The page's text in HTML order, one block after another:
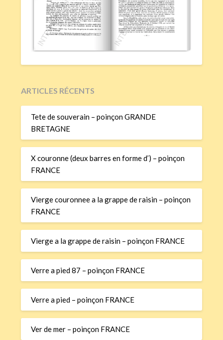
ARTICLES RÉCENTS
Tete de souverain – poinçon GRANDE
BRETAGNE
X couronne (deux barres en forme d’) – poinçon
FRANCE
Vierge couronnee a la grappe de raisin – poinçon
FRANCE
Vierge a la grappe de raisin – poinçon FRANCE
Verre a pied 87 – poinçon FRANCE
Verre a pied – poinçon FRANCE
Ver de mer – poinçon FRANCE